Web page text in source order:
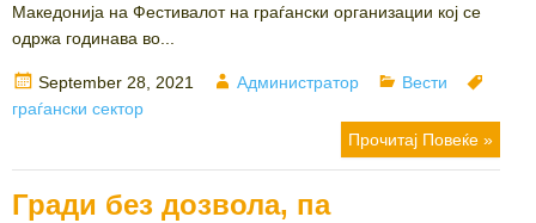
Македонија на Фестивалот на граѓански организации кој се
одржа годинава во...
Posted
on
September 28, 2021 Author
Администратор Categories
Вести
граѓански сектор
Прочитај Повеќе »
Гради без дозвола, па